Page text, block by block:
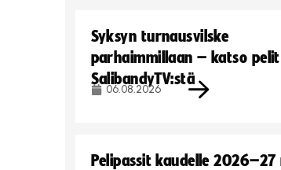
Syksyn turnausvilske
parhaimmillaan – katso pelit
SalibandyTV:stä
06.08.2026
Pelipassit kaudelle